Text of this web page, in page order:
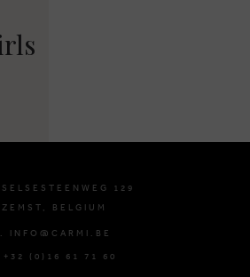
129
BELGIUM
INFO@CARMI.BE
+32 (0)16 61 71 60